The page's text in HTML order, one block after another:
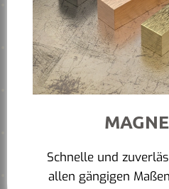
Schnelle und
allen gängigen